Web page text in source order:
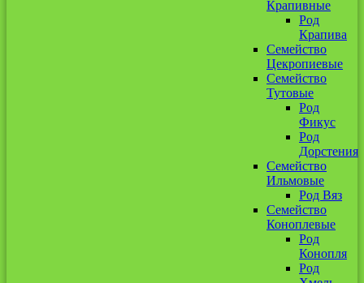
Крапивные
Род
Крапива
Семейство
Цекропиевые
Семейство
Тутовые
Род
Фикус
Род
Дорстения
Семейство
Ильмовые
Род Вяз
Семейство
Коноплевые
Род
Конопля
Род